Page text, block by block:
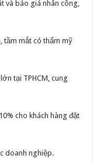
và báo giá nhân công,
tầm mắt có thẩm mỹ
tại TPHCM, cung
10% cho khách hàng đặt
doanh nghiệp.